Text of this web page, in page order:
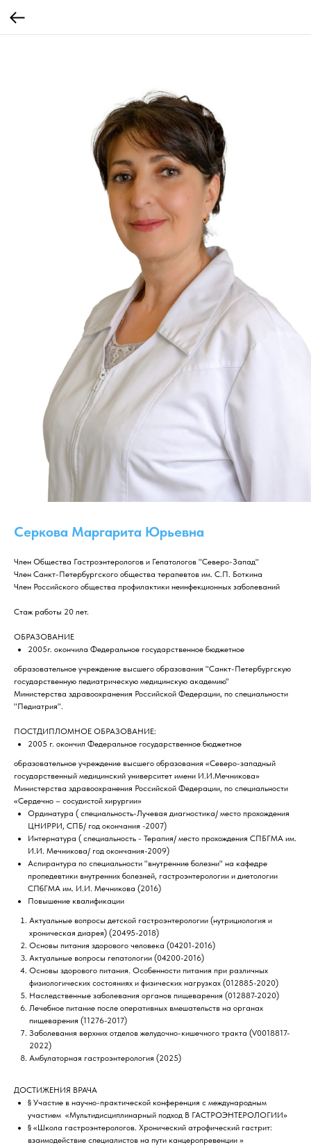
Серкова Маргарита Юрьевна
Член Общества Гастроэнтерологов и Гепатологов "Северо-Запад"
Член Санкт-Петербургского общества терапевтов им. С.П. Боткина
Член Российского общества профилактики неинфекционных заболеваний
Стаж работы 20 лет.
ОБРАЗОВАНИЕ
2005г. окончила Федеральное государственное бюджетное
образовательное учреждение высшего образования "Санкт-Петербургскую
государственную педиатрическую медицинскую академию"
Министерства здравоохранения Российской Федерации, по специальности
"Педиатрия".
ПОСТДИПЛОМНОЕ ОБРАЗОВАНИЕ:
2005 г. окончил Федеральное государственное бюджетное
образовательное учреждение высшего образования «Северо-западный
государственный медицинский университет имени И.И.Мечникова»
Министерства здравоохранения Российской Федерации, по специальности
«Сердечно – сосудистой хирургии»
Ординатура ( специальность-Лучевая диагностика/ место прохождения
ЦНИРРИ, СПБ/ год окончания -2007)
Интернатура ( специальность - Терапия/ место прохождения СПБГМА им.
И.И. Мечникова/ год окончания-2009)
Аспирантура по специальности "внутренние болезни" на кафедре
пропедевтики внутренних болезней, гастроэнтерологии и диетологии
СПбГМА им. И.И. Мечникова (2016)
Повышение квалификации
Актуальные вопросы детской гастроэнтерологии (нутрициология и
хроническая диарея) (20495-2018)
Основы питания здорового человека (04201-2016)
Актуальные вопросы гепатологии (04200-2016)
Основы здорового питания. Особенности питания при различных
физиологических состояниях и физических нагрузках (012885-2020)
Наследственные заболевания органов пищеварения (012887-2020)
Лечебное питание после оперативных вмешательств на органах
пищеварения (11276-2017)
Заболевания верхних отделов желудочно-кишечного тракта (V0018817-
2022)
Амбулаторная гастроэнтерология (2025)
ДОСТИЖЕНИЯ ВРАЧА
§ Участие в научно-практической конференция с международным
участием «Мультидисциплинарный подход В ГАСТРОЭНТЕРОЛОГИИ»
§ «Школа гастроэнтерологов. Хронический атрофический гастрит:
взаимодействие специалистов на пути канцеропревенции »